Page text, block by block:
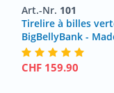
Art.-Nr. 101
Tirelire à billes
BigBellyBank -
CHF 159.90